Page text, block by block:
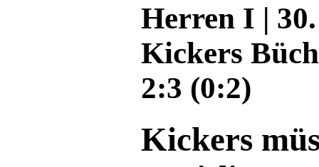
Herren I |
Kickers
2:3 (0:2)
Kickers